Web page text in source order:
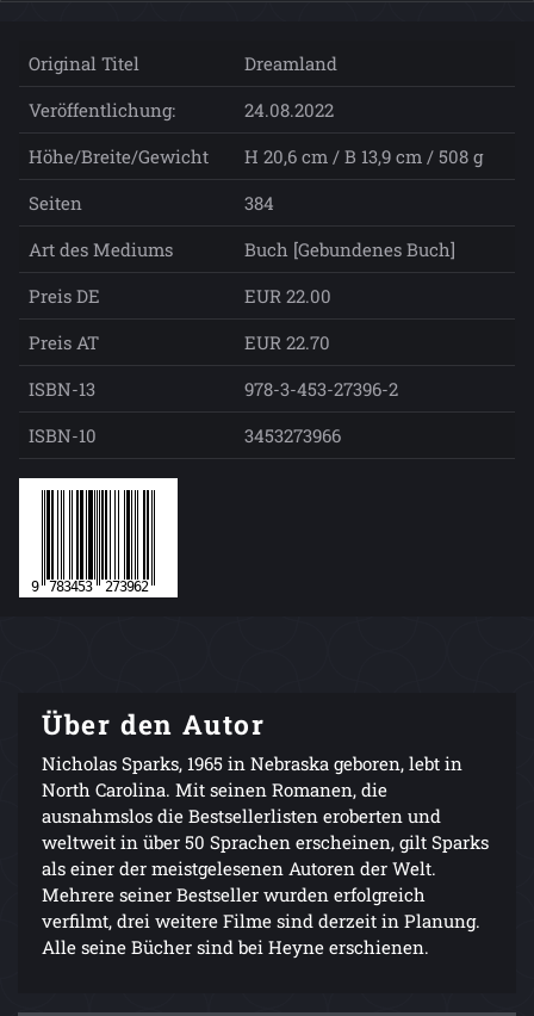
Original Titel
Dreamland
Veröffentlichung:
24.08.2022
Höhe/Breite/Gewicht
H 20,6 cm / B 13,9 cm / 508 g
Seiten
384
Art des Mediums
Buch [Gebundenes Buch]
Preis DE
EUR 22.00
Preis AT
EUR 22.70
ISBN-13
978-3-453-27396-2
ISBN-10
3453273966
Über den Autor
Nicholas Sparks, 1965 in Nebraska geboren, lebt in
North Carolina. Mit seinen Romanen, die
ausnahmslos die Bestsellerlisten eroberten und
weltweit in über 50 Sprachen erscheinen, gilt Sparks
als einer der meistgelesenen Autoren der Welt.
Mehrere seiner Bestseller wurden erfolgreich
verfilmt, drei weitere Filme sind derzeit in Planung.
Alle seine Bücher sind bei Heyne erschienen.